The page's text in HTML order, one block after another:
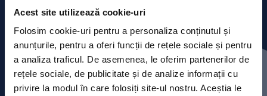
Acest site utilizează cookie-uri
Folosim cookie-uri pentru a personaliza conținutul și
anunțurile, pentru a oferi funcții de rețele sociale și pentru
a analiza traficul. De asemenea, le oferim partenerilor de
rețele sociale, de publicitate și de analize informații cu
privire la modul în care folosiți site-ul nostru. Aceștia le
Contact
Comunicate de presă